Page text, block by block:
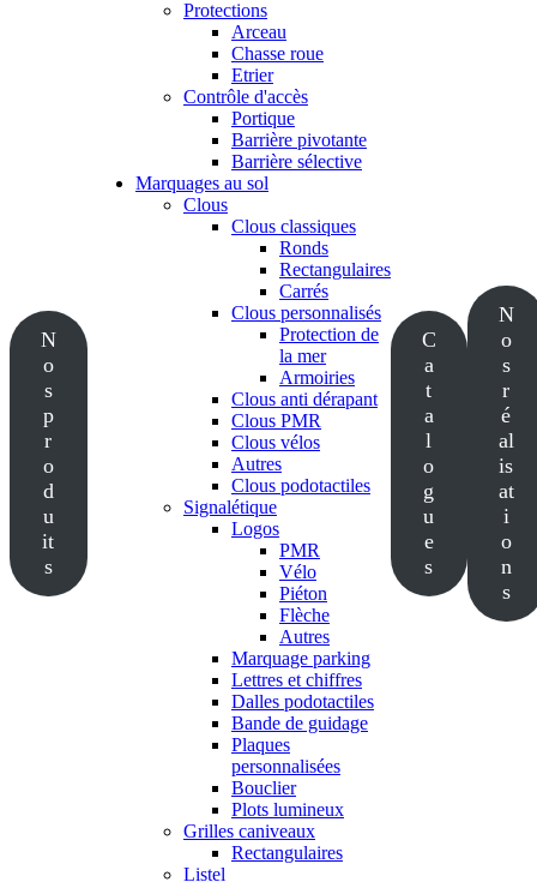
N
o
s
p
r
o
d
u
it
s
Protections
Arceau
Chasse roue
Etrier
Contrôle d'accès
Portique
Barrière pivotante
Barrière sélective
Marquages au sol
Clous
Clous classiques
Ronds
Rectangulaires
Carrés
Clous personnalisés
Protection de
la mer
Armoiries
Clous anti dérapant
Clous PMR
Clous vélos
Autres
Clous podotactiles
Signalétique
Logos
PMR
Vélo
Piéton
Flèche
Autres
Marquage parking
Lettres et chiffres
Dalles podotactiles
Bande de guidage
Plaques
personnalisées
Bouclier
Plots lumineux
Grilles caniveaux
Rectangulaires
Listel
C
a
t
a
l
o
g
u
e
s
N
o
s
r
é
al
is
at
i
o
n
s